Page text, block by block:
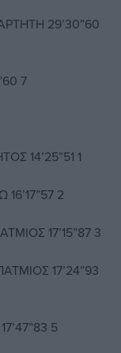
29’30”60
7
14’25”51 1
2
17’15”87 3
17’24”93
5